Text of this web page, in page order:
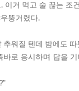
이거 먹고 술 끊는 조
뚱거렸다.
추워질 텐데 밤에도
바로 응시하며 답을